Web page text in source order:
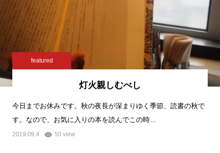
featured
灯火親しむべし
今日までお休みです。秋の夜長が深まりゆく季節、読書の秋で
す。なので、お気に入りの本を読んでこの時…
2019.09.4 50 view